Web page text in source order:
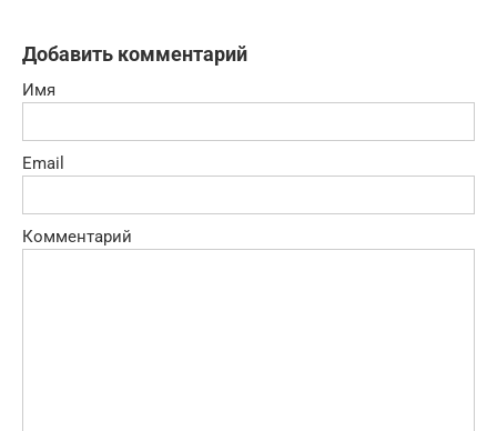
Добавить комментарий
Имя
Email
Комментарий